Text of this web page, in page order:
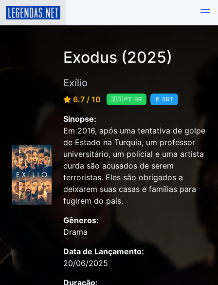
Exodus (2025)
Exílio
6.7 / 10 🇧🇷 PT-BR 📄 SRT
Sinopse:
Em 2016, após uma tentativa de golpe
de Estado na Turquia, um professor
universitário, um policial e uma artista
curda são acusados de serem
terroristas. Eles são obrigados a
deixarem suas casas e famílias para
fugirem do país.
Gêneros:
Drama
Data de Lançamento:
20/06/2025
Duração: